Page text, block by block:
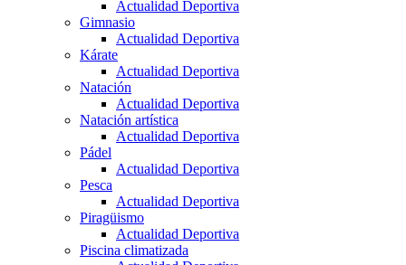
Actualidad Deportiva
Gimnasio
Actualidad Deportiva
Kárate
Actualidad Deportiva
Natación
Actualidad Deportiva
Natación artística
Actualidad Deportiva
Pádel
Actualidad Deportiva
Pesca
Actualidad Deportiva
Piragüismo
Actualidad Deportiva
Piscina climatizada